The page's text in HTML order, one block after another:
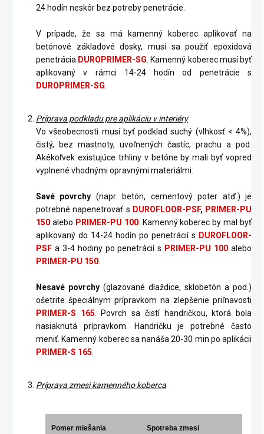
24 hodín neskôr bez potreby penetrácie.
V prípade, že sa má kamenný koberec aplikovať na
betónové základové dosky, musí sa použiť epoxidová
penetrácia DUROPRIMER-SG . Kamenný koberec musí byť
aplikovaný v rámci 14-24 hodín od penetrácie s
DUROPRIMER-SG
Príprava podkladu pre aplikáciu v interiéry
Vo všeobecnosti musí byť podklad suchý (vlhkosť < 4%),
čistý, bez mastnoty, uvoľnených častíc, prachu a pod.
Akékoľvek existujúce trhliny v betóne by mali byť vopred
vyplnené vhodnými opravnými materiálmi.
Savé povrchy (napr. betón, cementový poter atď.) je
potrebné napenetrovať s DUROFLOOR-PSF, PRIMER-PU
150 alebo PRIMER-PU 100. Kamenný koberec by mal byť
aplikovaný do 14-24 hodín po penetrácií s DUROFLOOR-
PSF a 3-4 hodiny po penetrácií s PRIMER-PU 100alebo
PRIMER-PU 150
Nesavé povrchy (glazované dlaždice, sklobetón a pod.)
ošetrite špeciálnym prípravkom na zlepšenie priľnavosti
PRIMER-S 165 . Povrch sa čistí handričkou, ktorá bola
nasiaknutá prípravkom. Handričku je potrebné často
meniť. Kamenný koberec sa nanáša 20-30 min po aplikácii
PRIMER-S 165
Príprava zmesi kamenného koberca
Pomer miešania
Spotreba zmesi